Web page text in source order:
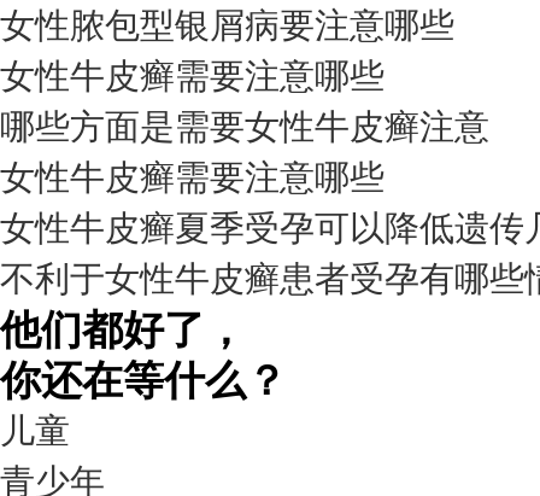
我要咨询我要预约
擅长： 杨成平 互联网门诊主任【医生简介】 毕业于长江...[详情]
预约量
6821
疗效满意
98%
女性脓包型银屑病要注意哪些
女性牛皮癣需要注意哪些
哪些方面是需要女性牛皮癣注意
女性牛皮癣需要注意哪些
女性牛皮癣夏季受孕可以降低遗传
不利于女性牛皮癣患者受孕有哪些
他们都好了，
你还在等什么？
儿童
青少年